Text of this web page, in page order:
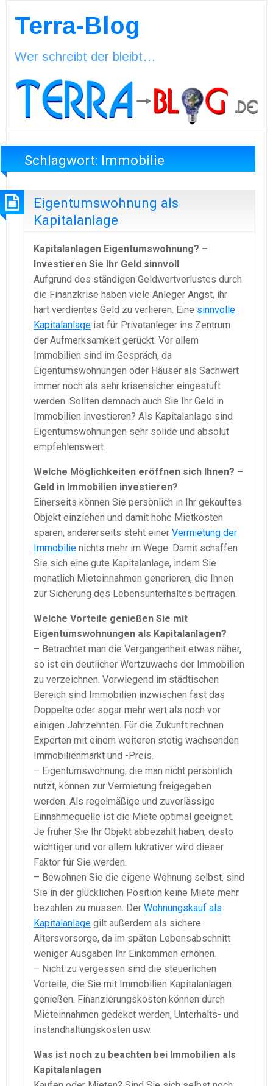
Terra-Blog
Wer schreibt der bleibt…
Schlagwort: Immobilie
Eigentumswohnung als
Kapitalanlage
Kapitalanlagen Eigentumswohnung? –
Investieren Sie Ihr Geld sinnvoll
Aufgrund des ständigen Geldwertverlustes durch
die Finanzkrise haben viele Anleger Angst, ihr
hart verdientes Geld zu verlieren. Eine sinnvolle
Kapitalanlage ist für Privatanleger ins Zentrum
der Aufmerksamkeit gerückt. Vor allem
Immobilien sind im Gespräch, da
Eigentumswohnungen oder Häuser als Sachwert
immer noch als sehr krisensicher eingestuft
werden. Sollten demnach auch Sie Ihr Geld in
Immobilien investieren? Als Kapitalanlage sind
Eigentumswohnungen sehr solide und absolut
empfehlenswert.
Welche Möglichkeiten eröffnen sich Ihnen? –
Geld in Immobilien investieren?
Einerseits können Sie persönlich in Ihr gekauftes
Objekt einziehen und damit hohe Mietkosten
sparen, andererseits steht einer Vermietung der
Immobilie nichts mehr im Wege. Damit schaffen
Sie sich eine gute Kapitalanlage, indem Sie
monatlich Mieteinnahmen generieren, die Ihnen
zur Sicherung des Lebensunterhaltes beitragen.
Welche Vorteile genießen Sie mit
Eigentumswohnungen als Kapitalanlagen?
– Betrachtet man die Vergangenheit etwas näher,
so ist ein deutlicher Wertzuwachs der Immobilien
zu verzeichnen. Vorwiegend im städtischen
Bereich sind Immobilien inzwischen fast das
Doppelte oder sogar mehr wert als noch vor
einigen Jahrzehnten. Für die Zukunft rechnen
Experten mit einem weiteren stetig wachsenden
Immobilienmarkt und -Preis.
– Eigentumswohnung, die man nicht persönlich
nutzt, können zur Vermietung freigegeben
werden. Als regelmäßige und zuverlässige
Einnahmequelle ist die Miete optimal geeignet.
Je früher Sie Ihr Objekt abbezahlt haben, desto
wichtiger und vor allem lukrativer wird dieser
Faktor für Sie werden.
– Bewohnen Sie die eigene Wohnung selbst, sind
Sie in der glücklichen Position keine Miete mehr
bezahlen zu müssen. Der Wohnungskauf als
Kapitalanlage gilt außerdem als sichere
Altersvorsorge, da im späten Lebensabschnitt
weniger Ausgaben Ihr Einkommen erhöhen.
– Nicht zu vergessen sind die steuerlichen
Vorteile, die Sie mit Immobilien Kapitalanlagen
genießen. Finanzierungskosten können durch
Mieteinnahmen gedekct werden, Unterhalts- und
Instandhaltungskosten usw.
Was ist noch zu beachten bei Immobilien als
Kapitalanlagen